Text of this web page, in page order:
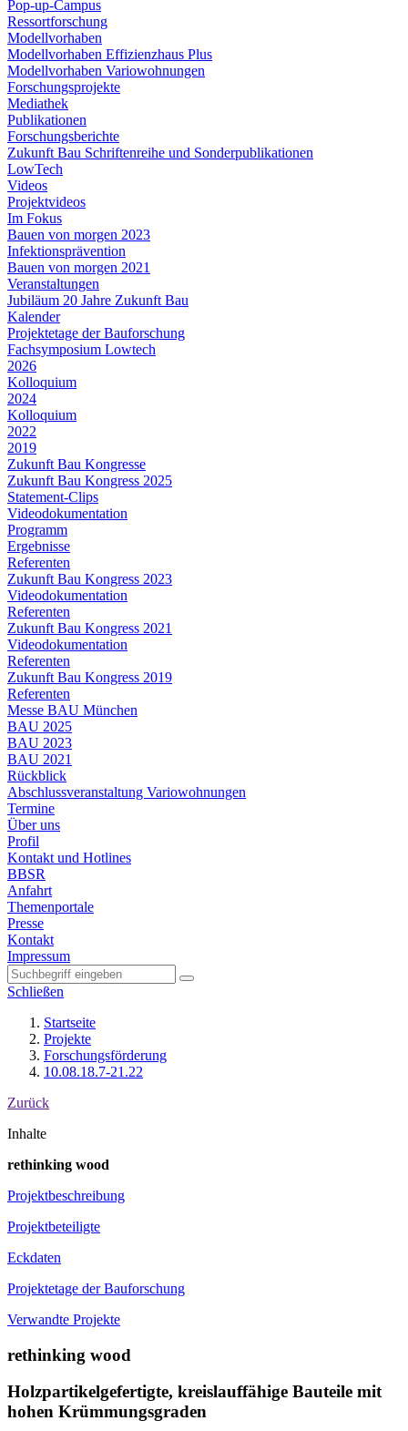
Pop-up-Campus
Ressortforschung
Modellvorhaben
Modellvorhaben Effizienzhaus Plus
Modellvorhaben Variowohnungen
Forschungsprojekte
Mediathek
Publikationen
Forschungsberichte
Zukunft Bau Schriftenreihe und Sonderpublikationen
LowTech
Videos
Projektvideos
Im Fokus
Bauen von morgen 2023
Infektionsprävention
Bauen von morgen 2021
Veranstaltungen
Jubiläum 20 Jahre Zukunft Bau
Kalender
Projektetage der Bauforschung
Fachsymposium Lowtech
2026
Kolloquium
2024
Kolloquium
2022
2019
Zukunft Bau Kongresse
Zukunft Bau Kongress 2025
Statement-Clips
Videodokumentation
Programm
Ergebnisse
Referenten
Zukunft Bau Kongress 2023
Videodokumentation
Referenten
Zukunft Bau Kongress 2021
Videodokumentation
Referenten
Zukunft Bau Kongress 2019
Referenten
Messe BAU München
BAU 2025
BAU 2023
BAU 2021
Rückblick
Abschlussveranstaltung Variowohnungen
Termine
Über uns
Profil
Kontakt und Hotlines
BBSR
Anfahrt
Themenportale
Presse
Kontakt
Impressum
Schließen
Startseite
Projekte
Forschungsförderung
10.08.18.7-21.22
Zurück
Inhalte
rethinking wood
Projektbeschreibung
Projektbeteiligte
Eckdaten
Projektetage der Bauforschung
Verwandte Projekte
rethinking wood
Holzpartikelgefertigte, kreislauffähige Bauteile mit
hohen Krümmungsgraden